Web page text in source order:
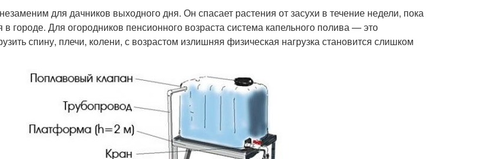
для дачников выходного дня. Он спасает растения от засухи в течение недели, пока
в городе. Для огородников пенсионного возраста система капельного полива — это
спину, плечи, колени, с возрастом излишняя физическая нагрузка становится слишком